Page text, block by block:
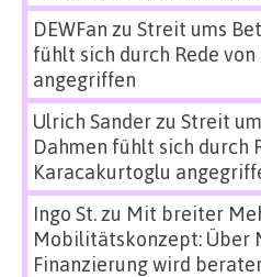
DEWFan zu Streit ums
fühlt sich durch Rede
angegriffen
Ulrich Sanderzu Streit
Dahmen fühlt sich durch
Karacakurtoglu
Ingo St.zu Mit breiter
Mobilitätskonzept: Über
Finanzierung wird